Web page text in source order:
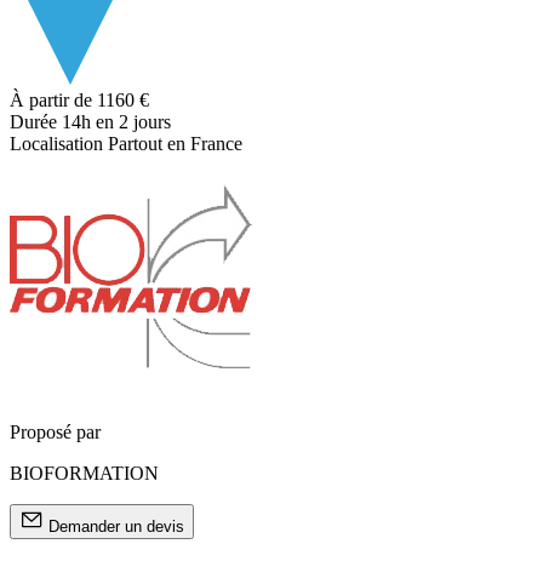
À partir de 1160 €
Durée 14h en 2 jours
Localisation Partout en France
Proposé par
BIOFORMATION
Demander un devis